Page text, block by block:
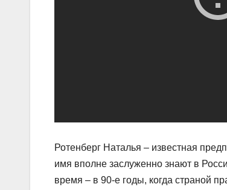
Ротенберг Наталья – известная
имя вполне заслуженно знают в
время – в 90-е годы, когда страной